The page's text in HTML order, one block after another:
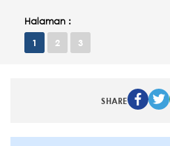
Halaman :
1 2 3
SHARE